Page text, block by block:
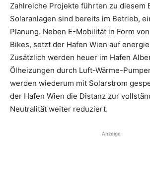
Zahlreiche Projekte führten zu diesem
Solaranlagen sind bereits im Betrieb,
Planung. Neben E-Mobilität in Form
Bikes, setzt der Hafen Wien auf
Zusätzlich werden heuer im Hafen
Ölheizungen durch Luft-Wärme-
werden wiederum mit Solarstrom
der Hafen Wien die Distanz zur
Neutralität weiter reduziert.
Anzeige